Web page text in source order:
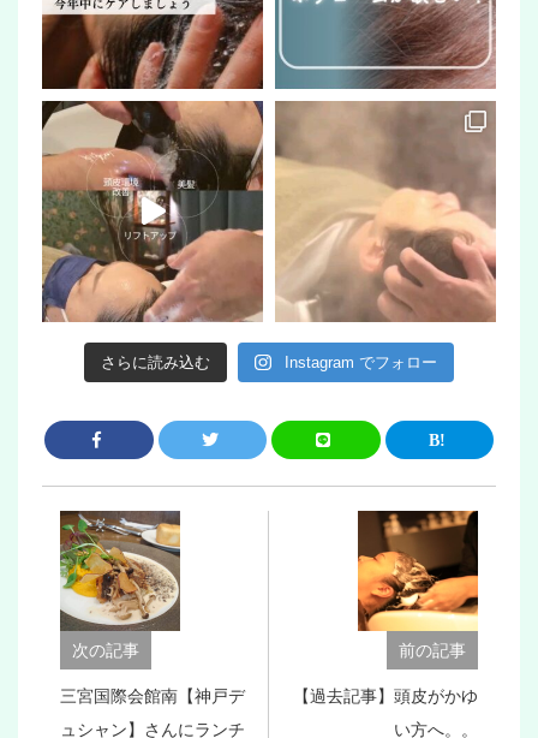
さらに読み込む Instagram でフォロー
次の記事
三宮国際会館南【神戸デ
ュシャン】さんにランチ
前の記事
【過去記事】頭皮がかゆ
い方へ。。